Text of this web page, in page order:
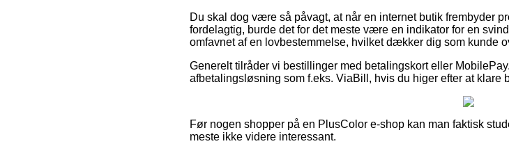
Du skal dog være så påvagt, at når en internet butik frembyder
fordelagtig, burde det for det meste være en indikator for en
omfavnet af en lovbestemmelse, hvilket dækker dig som kunde
Generelt tilråder vi bestillinger med betalingskort eller
afbetalingsløsning som f.eks. ViaBill, hvis du higer efter at klare
Før nogen shopper på en PlusColor e-shop kan man faktisk
meste ikke videre interessant.